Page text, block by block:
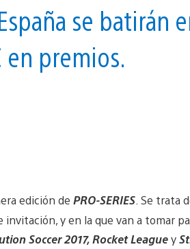
se batirán
premios.
edición de PRO-SERIES . Se trata
invitación, y en la que van a tomar
Soccer 2017, Rocket Leaguey